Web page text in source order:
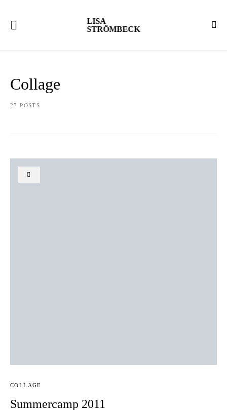
LISA
STRÖMBECK
Collage
27 POSTS
COLLAGE
Summercamp 2011